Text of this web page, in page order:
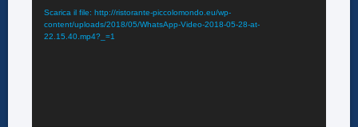
Scarica il file: http://ristorante-piccolomondo.eu/wp-
content/uploads/2018/05/WhatsApp-Video-2018-05-28-at-
22.15.40.mp4?_=1